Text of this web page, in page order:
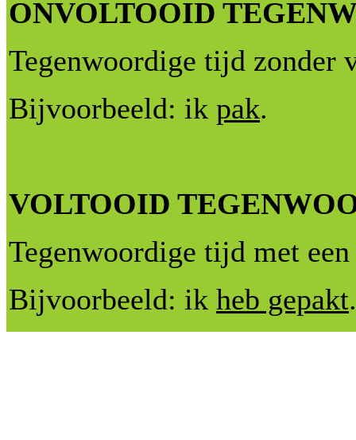
ONVOLTOOID
Tegenwoordige tijd zonder
Bijvoorbeeld: ik pak.
VOLTOOID
Tegenwoordige tijd met
Bijvoorbeeld: ik heb gepakt.